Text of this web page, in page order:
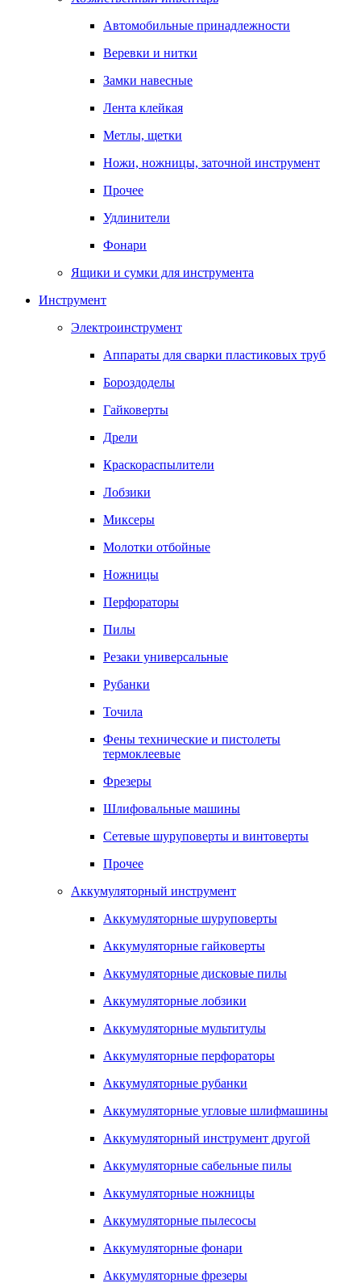
Автомобильные принадлежности
Веревки и нитки
Замки навесные
Лента клейкая
Метлы, щетки
Ножи, ножницы, заточной инструмент
Прочее
Удлинители
Фонари
Ящики и сумки для инструмента
Инструмент
Электроинструмент
Аппараты для сварки пластиковых труб
Бороздоделы
Гайковерты
Дрели
Краскораспылители
Лобзики
Миксеры
Молотки отбойные
Ножницы
Перфораторы
Пилы
Резаки универсальные
Рубанки
Точила
Фены технические и пистолеты
термоклеевые
Фрезеры
Шлифовальные машины
Сетевые шуруповерты и винтоверты
Прочее
Аккумуляторный инструмент
Аккумуляторные шуруповерты
Аккумуляторные гайковерты
Аккумуляторные дисковые пилы
Аккумуляторные лобзики
Аккумуляторные мультитулы
Аккумуляторные перфораторы
Аккумуляторные рубанки
Аккумуляторные угловые шлифмашины
Аккумуляторный инструмент другой
Аккумуляторные сабельные пилы
Аккумуляторные ножницы
Аккумуляторные пылесосы
Аккумуляторные фонари
Аккумуляторные фрезеры